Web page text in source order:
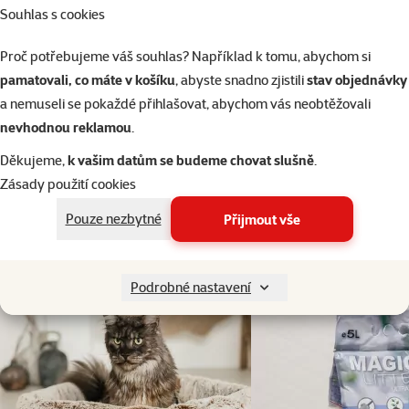
Souhlas s cookies
Proč potřebujeme váš souhlas? Například k tomu, abychom si
pamatovali, co máte v košíku, abyste snadno zjistilistav objednávky
a nemuseli se pokaždé přihlašovat, abychom vás neobtěžovali
nevhodnou reklamou.
Děkujeme,k vašim datům se budeme chovat slušně.
Zásady použití cookies
Pouze nezbytné
Přijmout vše
Podrobné nastavení
Polyester
Šedá
Barva
Délka
40 cm
Délka
Typ hračky
Rybka
Běžná cena
Běžná cena